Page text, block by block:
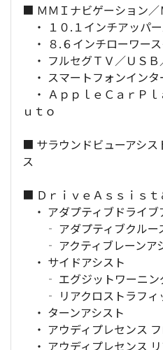
■ ＭＭＩナビゲーション
・ １０.１インチアッパ
・ ８.６インチローワー
・ フルセグＴＶ／ＵＳＢ
・ スマートフォンインタ
・ ＡｐｐｌｅＣａｒＰ
ｕｔｏ
■ サラウンドビューアシス
ス
■ ＤｒｉｖｅＡｓｓｉｓｔ
・ アダプティブドライブ
‐ アダプティブクルー
‐ アクティブレーンア
・ サイドアシスト
‐ エグジットワーニン
‐ リアクロストラフィ
・ ターンアシスト
・ アウディプレセンス
・ アウディプレセンス